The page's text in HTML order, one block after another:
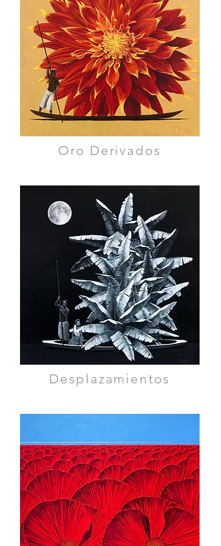
Oro Derivados
Desplazamientos